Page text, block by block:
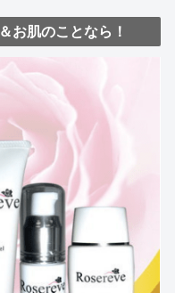
お肌のことなら！